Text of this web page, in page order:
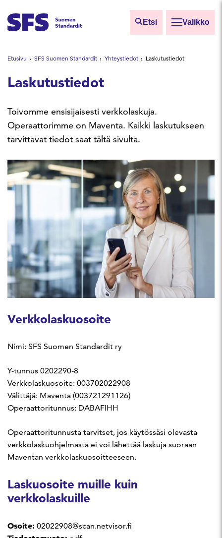
Etsi Valikko
Etsi sivuilta
Hae hakutermillä
Etusivu SFS Suomen Standardit Yhteystiedot Laskutustiedot
Laskutustiedot
Toivomme ensisijaisesti verkkolaskuja.
Operaattorimme on Maventa. Kaikki laskutukseen
tarvittavat tiedot saat tältä sivulta.
Verkkolaskuosoite
Nimi: SFS Suomen Standardit ry
Y-tunnus 0202290-8
Verkkolaskuosoite: 003702022908
Välittäjä: Maventa (003721291126)
Operaattoritunnus: DABAFIHH
Operaattoritunnusta tarvitset, jos käytössäsi olevasta
verkkolaskuohjelmasta ei voi lähettää laskuja suoraan
Maventan verkkolaskuosoitteeseen.
Laskuosoite muille kuin
verkkolaskuille
Osoite: 02022908@scan.netvisor.fi